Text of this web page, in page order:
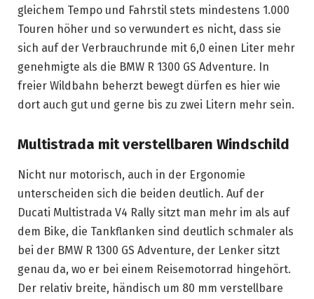
gleichem Tempo und Fahrstil stets mindestens 1.000
Touren höher und so verwundert es nicht, dass sie
sich auf der Verbrauchrunde mit 6,0 einen Liter mehr
genehmigte als die BMW R 1300 GS Adventure. In
freier Wildbahn beherzt bewegt dürfen es hier wie
dort auch gut und gerne bis zu zwei Litern mehr sein.
Multistrada mit verstellbaren Windschild
Nicht nur motorisch, auch in der Ergonomie
unterscheiden sich die beiden deutlich. Auf der
Ducati Multistrada V4 Rally sitzt man mehr im als auf
dem Bike, die Tankflanken sind deutlich schmaler als
bei der BMW R 1300 GS Adventure, der Lenker sitzt
genau da, wo er bei einem Reisemotorrad hingehört.
Der relativ breite, händisch um 80 mm verstellbare